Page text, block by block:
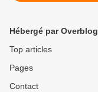
Hébergé par Overblog
Top articles
Pages
Contact